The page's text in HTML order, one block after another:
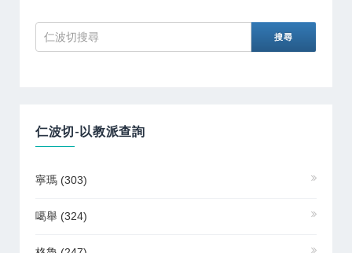
仁波切-以教派查詢
寧瑪 (303)
噶舉 (324)